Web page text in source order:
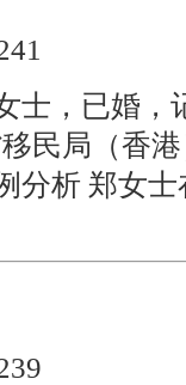
士，已婚，
民局（香
分析 郑女